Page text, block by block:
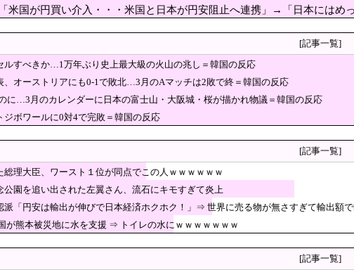
ジスト供給を停止できない理由 [8/7]
を二度と使わせてはならない」→リプ「もちろん中国
者が従業員に半年以上給料未払いした挙句高飛び。工場は空っぽに
出場権剥奪や過去ワールドカップ、オリンピック予選の
ィアが報道！」
火をつけ脅迫、少女達はモップで…657人が死亡した韓国“最悪の人権
今後は女性の正社員化と外国人の人材活用が鍵」
したのを真に受けた中国人旅行客、だが代替旅行先が日
念公園で「座り込んで闘う！」と意気込むも… → 警察に完全排除されて
の商品を持ち出し「ドローン攻撃で焼失した」として処理…ロシア当局
」整備を正式表明…小池百合子知事「多くの方が滞在、施設整備の効果高い」
こ行った」
良いと思う」「今すぐやったらガチでボコられるだろうね 10年後にや
ても負けても後味が悪い」
米国が円買い介入・・・米国と日本が円安阻止へ連携」→「日本にはめ
[記事一覧]
ルすべきか…1万年ぶり史上最大級の火山の兆し＝韓国の反応
、オーストリアにも0-1で敗北…3月のAマッチは2敗で終＝韓国の反応
に…3月のカレンダーに日本の富士山・大阪城・桜が描かれ物議＝韓国の反応
ジボワールに0対4で完敗＝韓国の反応
[記事一覧]
総理大臣、ワースト１位が同点でこの人ｗｗｗｗｗｗ
公園を追い出された左翼さん、流石にキモすぎて炎上
派「円安は輸出が伸びで日本経済ホクホク！」⇒ 世界に売る物が無さすぎて輸出額で
が熊本被災地に水を支援 ⇒ トイレの水にｗｗｗｗｗｗｗ
[記事一覧]